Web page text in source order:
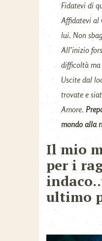
Fidatevi di
Affidatevi al
lui. Non
All’inizio
difficoltà ma
Uscite dal
trovate e
Amore.
mondo alla
Il mio
per i
ultimo